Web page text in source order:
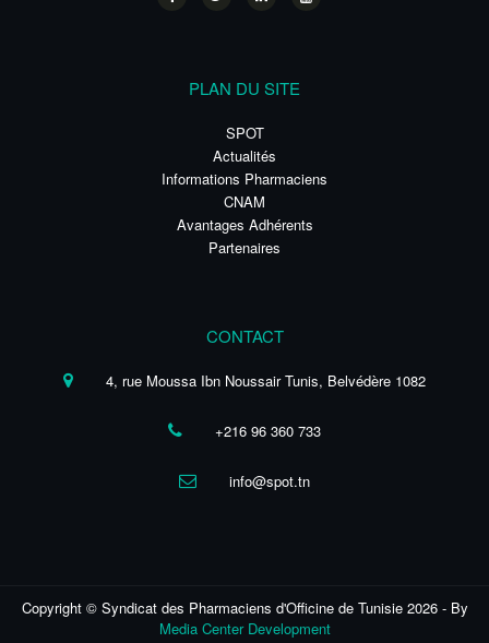
PLAN DU SITE
SPOT
Actualités
Informations Pharmaciens
CNAM
Avantages Adhérents
Partenaires
CONTACT
4, rue Moussa Ibn Noussair Tunis, Belvédère 1082
+216 96 360 733
info@spot.tn
Copyright © Syndicat des Pharmaciens d'Officine de Tunisie 2026 - By
Media Center Development